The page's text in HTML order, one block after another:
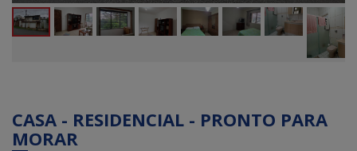
CASA - RESIDENCIAL - PRONTO PARA
MORAR